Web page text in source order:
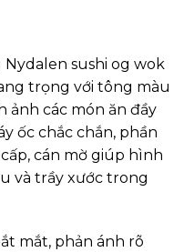
sushi og wok
trọng với tông màu
ảnh các món ăn đầy
ốc chắc chắn, phần
cán mờ giúp hình
và trầy xước trong
mắt, phản ánh rõ